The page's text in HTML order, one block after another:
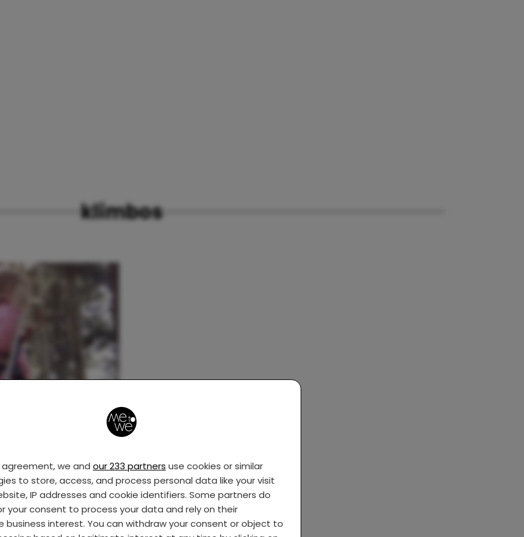
agreement, we and our 233 partners use cookies or similar
to store, access, and process personal data like your visit
IP addresses and cookie identifiers. Some partners do
your consent to process your data and rely on their
business interest. You can withdraw your consent or object to
klimbos